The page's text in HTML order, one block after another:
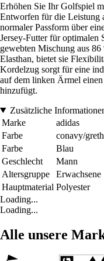
Erhöhen Sie Ihr Golfspiel
Entworfen für die Leistung
normaler Passform über
Jersey-Futter für optimalen
gewebten Mischung aus
Elasthan, bietet sie
Kordelzug sorgt für eine
auf dem linken Ärmel
hinzufügt.
Zusätzliche
Marke
adidas
Farbe
conavy/
Farbe
Blau
Geschlecht
Mann
Altersgruppe
Erwachsene
Hauptmaterial Polyester
Loading...
Loading...
Alle unsere